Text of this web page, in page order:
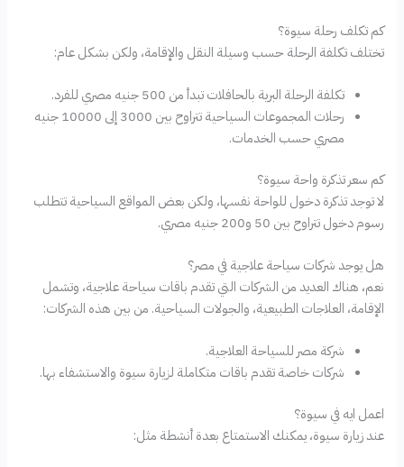
كم تكلف رحلة سيوة؟
تختلف تكلفة الرحلة حسب وسيلة النقل والإقامة، ولكن بشكل عام:
تكلفة الرحلة البرية بالحافلات تبدأ من 500 جنيه مصري للفرد.
رحلات المجموعات السياحية تتراوح بين 3000 إلى 10000 جنيه
مصري حسب الخدمات.
كم سعر تذكرة واحة سيوة؟
لا توجد تذكرة دخول للواحة نفسها، ولكن بعض المواقع السياحية تتطلب
رسوم دخول تتراوح بين 50 و200 جنيه مصري.
هل يوجد شركات سياحة علاجية في مصر؟
نعم، هناك العديد من الشركات التي تقدم باقات سياحة علاجية، وتشمل
الإقامة، العلاجات الطبيعية، والجولات السياحية. من بين هذه الشركات:
شركة مصر للسياحة العلاجية.
شركات خاصة تقدم باقات متكاملة لزيارة سيوة والاستشفاء بها.
اعمل ايه في سيوة؟
عند زيارة سيوة، يمكنك الاستمتاع بعدة أنشطة مثل: